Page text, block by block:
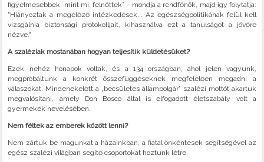
figyelmesebbek, mint mi, felnőttek” – mondja a rendfőnök, majd így folytatja:
"Hiányoztak a megelőző intézkedések... Az egészségpolitikának felül kell
vizsgálnia biztonsági protokolljait, kihasználva ezt a tanulságot a jövőre
nézve."
A szaléziak mostanában hogyan teljesítik küldetésüket?
Ezek nehéz hónapok voltak, és a 134 országban, ahol jelen vagyunk,
megpróbáltunk a konkrét összefüggéseknek megfelelően megadni a
válaszokat. Mindenekelőtt a „becsületes állampolgár” szalézi mottót akartuk
megvalósítani, amely Don Bosco által is elfogadott életszabály volt a
gyermekek nevelésében.
Nem féltek az emberek között lenni?
Nem zártuk be magunkat a házainkban, a fiatal önkéntesek segítségével az
egész szalézi világban segítő csoportokat hoztunk létre.